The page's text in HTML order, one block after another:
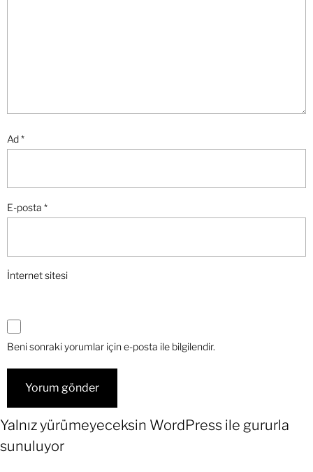
Ad*
E-posta *
İnternet sitesi
Beni sonraki yorumlar için e-posta ile bilgilendir.
Yalnız yürümeyeceksin WordPress ile gururla
sunuluyor